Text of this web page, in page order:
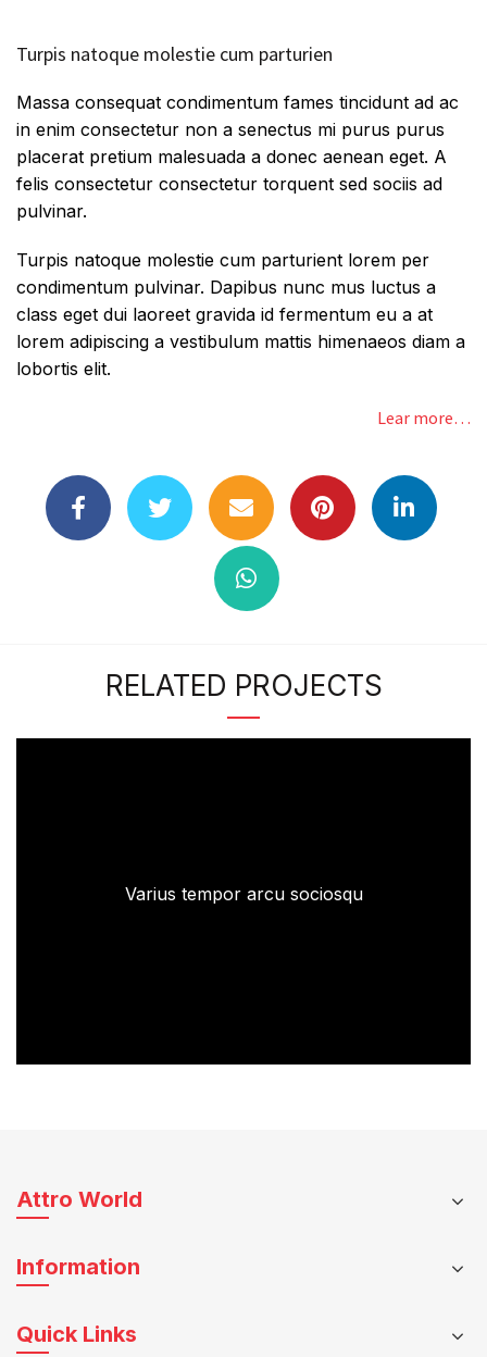
Turpis natoque molestie cum parturien
Massa consequat condimentum fames tincidunt ad ac
in enim consectetur non a senectus mi purus purus
placerat pretium malesuada a donec aenean eget. A
felis consectetur consectetur torquent sed sociis ad
pulvinar.
Turpis natoque molestie cum parturient lorem per
condimentum pulvinar. Dapibus nunc mus luctus a
class eget dui laoreet gravida id fermentum eu a at
lorem adipiscing a vestibulum mattis himenaeos diam a
lobortis elit.
Lear more…
RELATED PROJECTS
Varius tempor arcu sociosqu
Attro World
Information
Quick Links